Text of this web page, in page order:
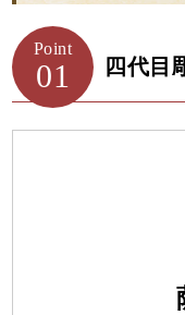
Point
01 四代目